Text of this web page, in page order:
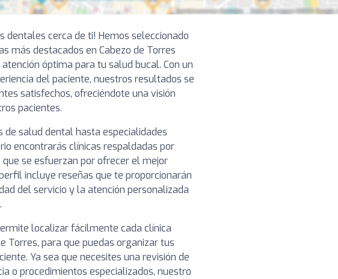
dentales cerca de ti! Hemos seleccionado
más destacados en Cabezo de Torres
óptima para tu salud bucal. Con un
del paciente, nuestros resultados se
satisfechos, ofreciéndote una visión
pacientes.
salud dental hasta especialidades
encontrarás clínicas respaldadas por
se esfuerzan por ofrecer el mejor
incluye reseñas que te proporcionarán
del servicio y la atención personalizada
localizar fácilmente cada clínica
Torres, para que puedas organizar tus
Ya sea que necesites una revisión de
o procedimientos especializados, nuestro